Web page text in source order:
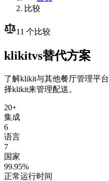
比较
11 个比较
klikitvs替代方案
了解klikit与其他餐厅管理平
择klikit来管理配送。
20+
集成
6
语言
7
国家
99.95%
正常运行时间